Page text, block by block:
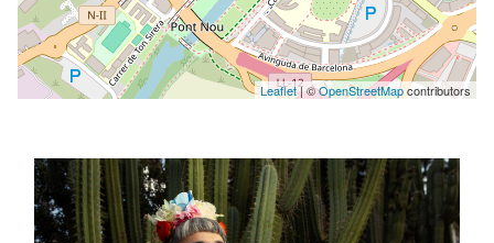
Leaflet| ©OpenStreetMapcontributors